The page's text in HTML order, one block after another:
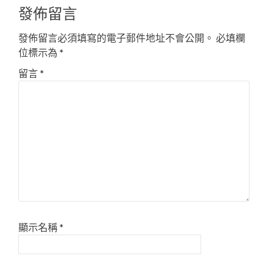
發佈留言
發佈留言必須填寫的電子郵件地址不會公開。 必填欄
位標示為 *
留言*
顯示名稱*